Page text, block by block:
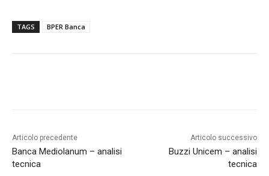
TAGS BPER Banca
Articolo precedente
Banca Mediolanum – analisi
tecnica
Articolo successivo
Buzzi Unicem – analisi
tecnica